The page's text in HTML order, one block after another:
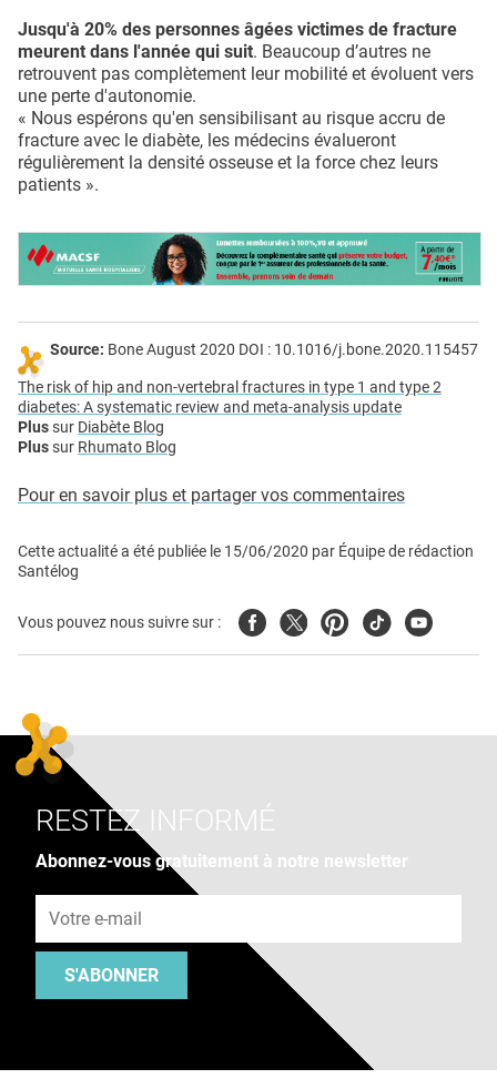
Jusqu'à 20% des personnes âgées victimes de fracture
meurent dans l'année qui suit. Beaucoup d’autres ne
retrouvent pas complètement leur mobilité et évoluent vers
une perte d'autonomie.
« Nous espérons qu'en sensibilisant au risque accru de
fracture avec le diabète, les médecins évalueront
régulièrement la densité osseuse et la force chez leurs
patients ».
Source: Bone August 2020 DOI : 10.1016/j.bone.2020.115457
The risk of hip and non-vertebral fractures in type 1 and type 2
diabetes: A systematic review and meta-analysis update
Plussur Diabète Blog
Plussur Rhumato Blog
Pour en savoir plus et partager vos commentaires
Cette actualité a été publiée le 15/06/2020 par Équipe de rédaction
Santélog
Vous pouvez nous suivre sur : FacebookTwitterPinterest
TiktokYoutube
RESTEZ INFORMÉ
Abonnez-vous gratuitement à notre newsletter
S'ABONNER